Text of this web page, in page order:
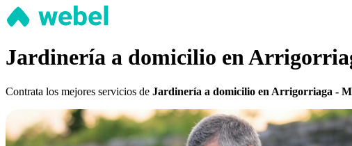
Jardinería a domicilio en
Contrata los mejores servicios de Jardinería a domicilio en Arrigorriaga -